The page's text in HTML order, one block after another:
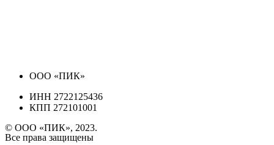
ООО «ПИК»
ИНН 2722125436
КПП 272101001
© ООО «ПИК», 2023.
Все права защищены